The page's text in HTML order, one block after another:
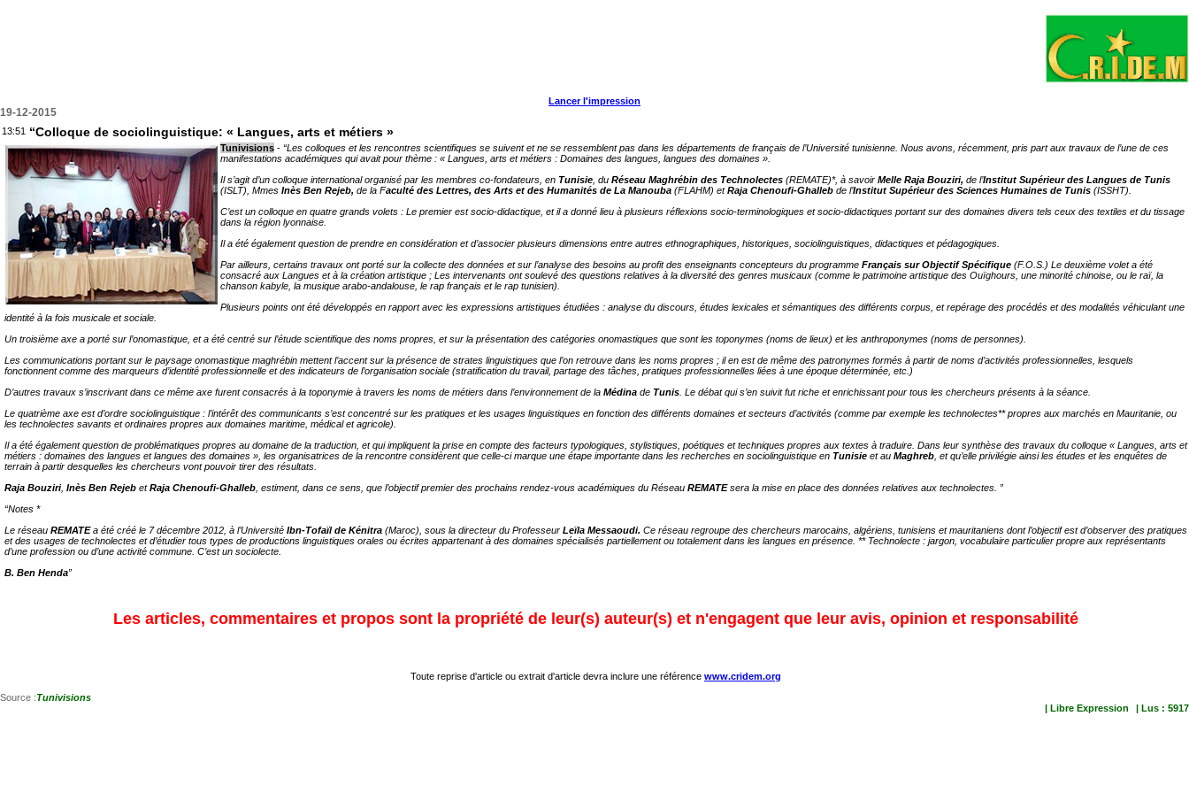
Lancer l'impression
19-12-2015
13:51 “Colloque de sociolinguistique: « Langues, arts et métiers »
Tunivisions - “Les colloques et les rencontres scientifiques se suivent et ne se ressemblent pas dans les départements de français de l’Université tunisienne. Nous avons, récemment, pris part aux travaux de l’une de ces
manifestations académiques qui avait pour thème : « Langues, arts et métiers : Domaines des langues, langues des domaines ».
Il s’agit d’un colloque international organisé par les membres co-fondateurs, en Tunisie, du Réseau Maghrébin des Technolectes (REMATE)*, à savoir Melle Raja Bouziri, de l’Institut Supérieur des Langues de Tunis
(ISLT), Mmes Inès Ben Rejeb, de la Faculté des Lettres, des Arts et des Humanités de La Manouba (FLAHM) etRaja Chenoufi-Ghalleb de l’Institut Supérieur des Sciences Humaines de Tunis (ISSHT).
C’est un colloque en quatre grands volets : Le premier est socio-didactique, et il a donné lieu à plusieurs réflexions socio-terminologiques et socio-didactiques portant sur des domaines divers tels ceux des textiles et du tissage
dans la région lyonnaise.
Il a été également question de prendre en considération et d’associer plusieurs dimensions entre autres ethnographiques, historiques, sociolinguistiques, didactiques et pédagogiques.
Par ailleurs, certains travaux ont porté sur la collecte des données et sur l’analyse des besoins au profit des enseignants concepteurs du programme Français sur Objectif Spécifique (F.O.S.) Le deuxième volet a été
consacré aux Langues et à la création artistique ; Les intervenants ont soulevé des questions relatives à la diversité des genres musicaux (comme le patrimoine artistique des Ouïghours, une minorité chinoise, ou le raï, la
chanson kabyle, la musique arabo-andalouse, le rap français et le rap tunisien).
Plusieurs points ont été développés en rapport avec les expressions artistiques étudiées : analyse du discours, études lexicales et sémantiques des différents corpus, et repérage des procédés et des modalités véhiculant une
identité à la fois musicale et sociale.
Un troisième axe a porté sur l’onomastique, et a été centré sur l’étude scientifique des noms propres, et sur la présentation des catégories onomastiques que sont les toponymes (noms de lieux) et les anthroponymes (noms de personnes).
Les communications portant sur le paysage onomastique maghrébin mettent l’accent sur la présence de strates linguistiques que l’on retrouve dans les noms propres ; il en est de même des patronymes formés à partir de noms d’activités professionnelles, lesquels
fonctionnent comme des marqueurs d’identité professionnelle et des indicateurs de l’organisation sociale (stratification du travail, partage des tâches, pratiques professionnelles liées à une époque déterminée, etc.)
D’autres travaux s’inscrivant dans ce même axe furent consacrés à la toponymie à travers les noms de métiers dans l’environnement de la Médina de Tunis. Le débat qui s’en suivit fut riche et enrichissant pour tous les chercheurs présents à la séance.
Le quatrième axe est d’ordre sociolinguistique : l’intérêt des communicants s’est concentré sur les pratiques et les usages linguistiques en fonction des différents domaines et secteurs d’activités (comme par exemple les technolectes** propres aux marchés en Mauritanie, ou
les technolectes savants et ordinaires propres aux domaines maritime, médical et agricole).
Il a été également question de problématiques propres au domaine de la traduction, et qui impliquent la prise en compte des facteurs typologiques, stylistiques, poétiques et techniques propres aux textes à traduire. Dans leur synthèse des travaux du colloque « Langues, arts et
métiers : domaines des langues et langues des domaines », les organisatrices de la rencontre considèrent que celle-ci marque une étape importante dans les recherches en sociolinguistique en Tunisie et au Maghreb, et qu’elle privilégie ainsi les études et les enquêtes de
terrain à partir desquelles les chercheurs vont pouvoir tirer des résultats.
Raja Bouziri, Inès Ben Rejeb etRaja Chenoufi-Ghalleb, estiment, dans ce sens, que l’objectif premier des prochains rendez-vous académiques du Réseau REMATEsera la mise en place des données relatives aux technolectes. ”
“Notes *
Le réseau REMATEa été créé le 7 décembre 2012, à l’Université Ibn-Tofaïl de Kénitra (Maroc), sous la directeur du Professeur Leïla Messaoudi. Ce réseau regroupe des chercheurs marocains, algériens, tunisiens et mauritaniens dont l’objectif est d’observer des pratiques
et des usages de technolectes et d’étudier tous types de productions linguistiques orales ou écrites appartenant à des domaines spécialisés partiellement ou totalement dans les langues en présence. ** Technolecte : jargon, vocabulaire particulier propre aux représentants
d’une profession ou d’une activité commune. C’est un sociolecte.
B. Ben Henda”
Les articles, commentaires et propos sont la propriété de leur(s) auteur(s) et n'engagent que leur avis, opinion et responsabilité
Toute reprise d'article ou extrait d'article devra inclure une référence www.cridem.org
Source :Tunivisions
| Libre Expression
| Lus : 5917